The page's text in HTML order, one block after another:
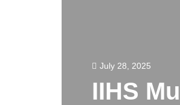
July 28, 2025
IIHS